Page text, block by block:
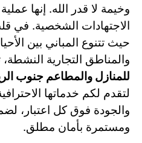
وخيمة لا قدر الله. إنها
الاجتهادات الشخصية. في
حيث تتنوع المباني بين
والمناطق التجارية النشطة،
للمنازل والمطاعم جنوب
لتقدم لكم خدماتها
والجودة فوق كل اعتبار،
ومستمرة بأمان مطلق.